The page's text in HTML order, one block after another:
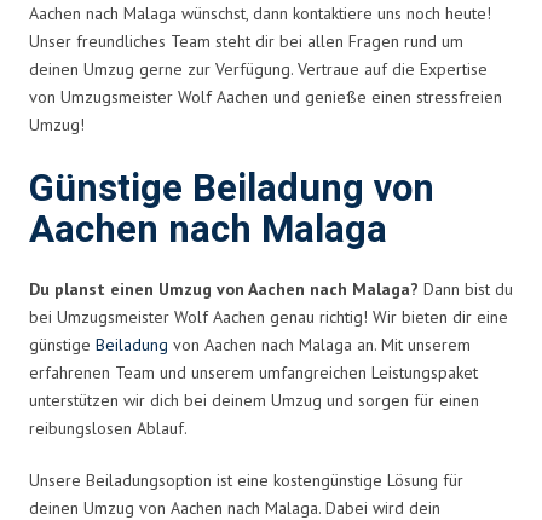
Aachen nach Malaga wünschst, dann kontaktiere uns noch heute!
Unser freundliches Team steht dir bei allen Fragen rund um
deinen Umzug gerne zur Verfügung. Vertraue auf die Expertise
von Umzugsmeister Wolf Aachen und genieße einen stressfreien
Umzug!
Günstige Beiladung von
Aachen nach Malaga
Du planst einen Umzug von Aachen nach Malaga? Dann bist du
bei Umzugsmeister Wolf Aachen genau richtig! Wir bieten dir eine
günstige Beiladung von Aachen nach Malaga an. Mit unserem
erfahrenen Team und unserem umfangreichen Leistungspaket
unterstützen wir dich bei deinem Umzug und sorgen für einen
reibungslosen Ablauf.
Unsere Beiladungsoption ist eine kostengünstige Lösung für
deinen Umzug von Aachen nach Malaga. Dabei wird dein